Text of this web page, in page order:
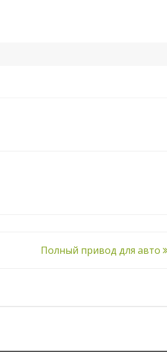
Полный привод для авто